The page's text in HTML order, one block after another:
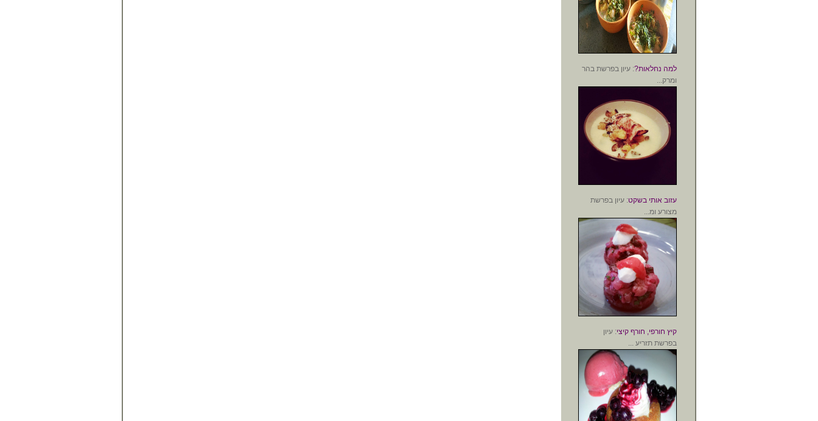
למה נחלאות?: עיון בפרשת בהר
ומרק...
עזוב אותי בשקט: עיון בפרשת
מצורע ומ...
קיץ חורפי, חורף קיצי: עיון
בפרשת תזריע ...